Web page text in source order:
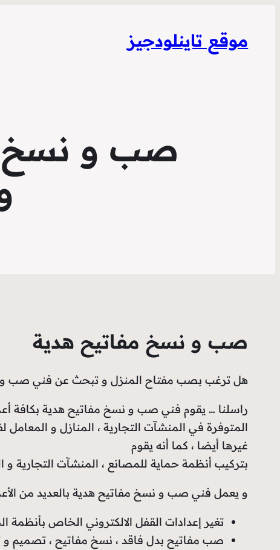
موقع تاينلودجيز
صب و نسخ
صب و نسخ مفاتيح هدية
هل ترغب بصب مفتاح المنزل و تبحث عن فني صب و
راسلنا … يقوم فني صب و نسخ مفاتيح هدية بكافة
المتوفرة في المنشآت التجارية ، المنازل و المعامل
غيرها أيضا ، كما أنه يقوم
بتركيب أنظمة حماية للمصانع ، المنشآت التجارية و
و يعمل فني صب و نسخ مفاتيح هدية بالعديد من
تغير إعدادات القفل الالكتروني الخاص بأنظمة
صب مفاتيح بدل فاقد ، نسخ مفاتيح ، تصميم و